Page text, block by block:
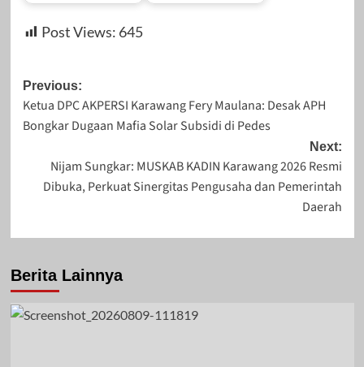
September 12,
by
Redaksi
by
Post Views: 645
Post
navigation
Previous:
Ketua DPC AKPERSI Karawang Fery Maulana: Desak APH
Bongkar Dugaan Mafia Solar Subsidi di Pedes
Next:
Nijam Sungkar: MUSKAB KADIN Karawang 2026 Resmi
Dibuka, Perkuat Sinergitas Pengusaha dan Pemerintah
Daerah
Berita Lainnya